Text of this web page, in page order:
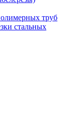
труб
стальных